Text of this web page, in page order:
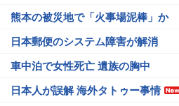
熊本の被災地で「火事場泥棒」か
日本郵便のシステム障害が解消
車中泊で女性死亡 遺族の胸中
日本人が誤解 海外タトゥー事情